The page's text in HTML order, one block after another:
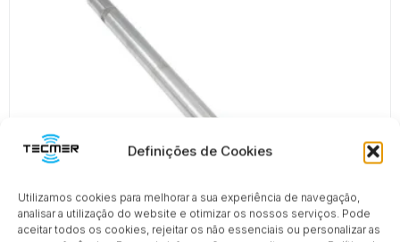
Definições de Cookies
Utilizamos cookies para melhorar a sua experiência de navegação,
analisar a utilização do website e otimizar os nossos serviços. Pode
aceitar todos os cookies, rejeitar os não essenciais ou personalizar as